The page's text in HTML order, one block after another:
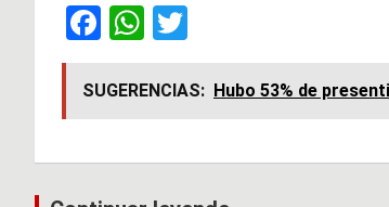
F
a
ce
b
o
o
W
h
at
s
A
p
wi
tt
er
SUGERENCIAS: Hubo 53% de